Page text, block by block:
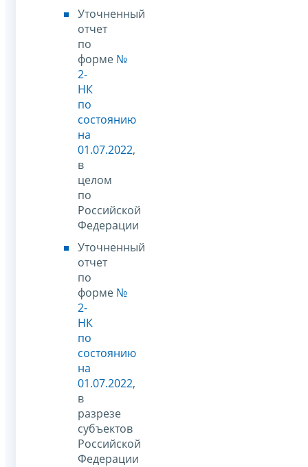
Уточненный
отчет
по
форме №
2-
НК
по
состоянию
на
01.07.2022,
в
целом
по
Российской
Федерации
Уточненный
отчет
по
форме №
2-
НК
по
состоянию
на
01.07.2022,
в
разрезе
субъектов
Российской
Федерации